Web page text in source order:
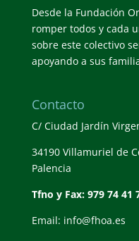
Desde la Fundación
romper todos y cada
sobre este colectivo
apoyando a sus
Contacto
C/ Ciudad Jardín
34190 Villamuriel de
Palencia
Tfno y Fax: 979 74 41
Email: info@fhoa.es